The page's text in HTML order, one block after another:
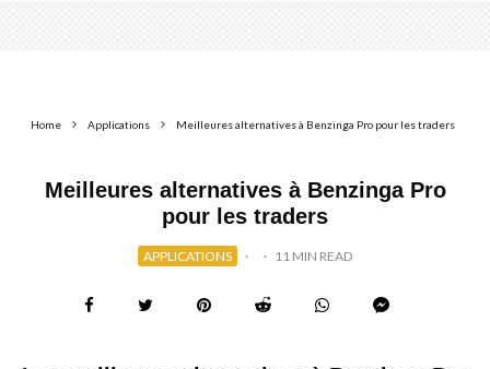
Home Applications Meilleures alternatives à Benzinga Pro pour les traders
Meilleures alternatives à Benzinga Pro
pour les traders
APPLICATIONS · · 11 MIN READ